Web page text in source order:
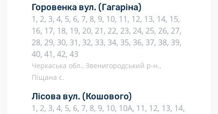
Горовенка вул. (Гагаріна)
1, 2, 3, 4, 5, 6, 7, 8, 9, 10, 11, 12, 13, 14, 15,
16, 17, 18, 19, 20, 21, 22, 23, 24, 25, 26, 27,
28, 29, 30, 31, 32, 33, 34, 35, 36, 37, 38, 39,
40, 41, 42, 43
Черкаська обл., Звенигородський р-н.,
Піщана с.
Лісова вул. (Кошового)
1, 2, 3, 4, 5, 6, 7, 8, 9, 10, 10А, 11, 12, 13, 14,